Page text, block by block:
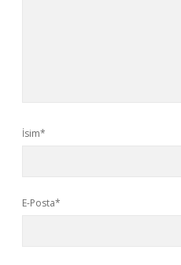
İsim*
E-Posta*